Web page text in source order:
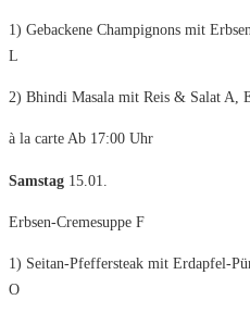
1) Gebackene Champignons mit
L
2) Bhindi Masala mit Reis & Salat A,
à la carte Ab 17:00 Uhr
Samstag 15.01.
Erbsen-Cremesuppe F
1) Seitan-Pfeffersteak mit Erdapfel-
O